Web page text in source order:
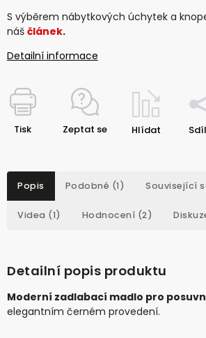
S výběrem nábytkových úchytek a
náš článek.
Detailní informace
Tisk Zeptat se Hlídat
Popis Podobné (1) Související
Videa (1) Hodnocení (2)
Detailní popis produktu
Moderní zadlabací madlo pro
elegantním černém provedení.